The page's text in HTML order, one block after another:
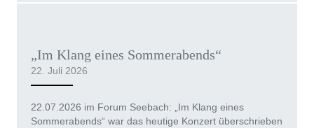
„Im Klang eines Sommerabends“
22. Juli 2026
22.07.2026 im Forum Seebach: „Im Klang eines
Sommerabends“ war das heutige Konzert überschrieben